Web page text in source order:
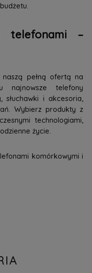
telefonami –
pełną ofertą na
najnowsze telefony
i akcesoria,
Wybierz produkty z
technologiami,
życie.
komórkowymi i